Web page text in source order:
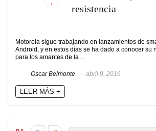
resistencia
Motorola sigue trabajando en lanzamientos de
Android, y en estos días se ha dado a conocer su
para los amantes de la ...
Oscar Belmonte abril 9, 2016
LEER MÁS +